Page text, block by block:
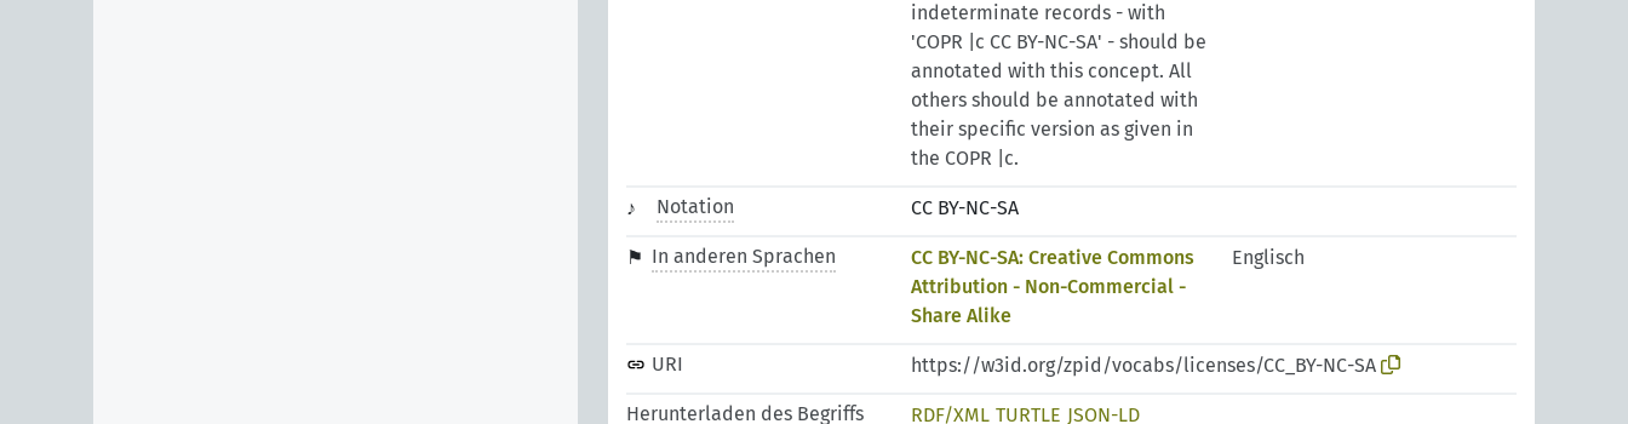
indeterminate records - with
'COPR |c CC BY-NC-SA' - should be
annotated with this concept. All
others should be annotated with
their specific version as given in
the COPR |c.
Notation CC BY-NC-SA
In anderen Sprachen
CC BY-NC-SA: Creative Commons
Attribution - Non-Commercial -
Share Alike
Englisch
URI https://w3id.org/zpid/vocabs/licenses/CC_BY-NC-SA
Herunterladen des Begriffs RDF/XML TURTLE JSON-LD